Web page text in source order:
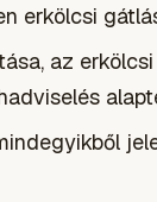
erkölcsi
az